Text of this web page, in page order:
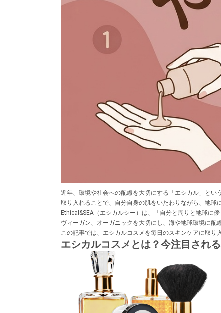
近年、環境や社会への配慮を大切にする「エシカル」と
取り入れることで、自分自身の肌をいたわりながら、地球
Ethical&SEA（エシカルシー）は、「自分と周りと地球に
ヴィーガン、オーガニックを大切にし、海や地球環境に配
この記事では、エシカルコスメを毎日のスキンケアに取
エシカルコスメとは？今注目され